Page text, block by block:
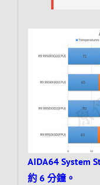
AIDA64 System
約 6 分鐘。